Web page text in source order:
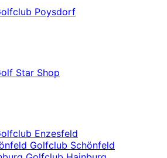
Poysdorf
Star Shop
Enzesfeld
Golfclub Schönfeld